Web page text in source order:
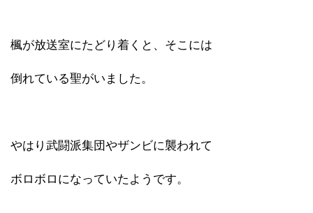
楓が放送室にたどり着くと、そこには
倒れている聖がいました。
やはり武闘派集団やザンビに襲われて
ボロボロになっていたようです。